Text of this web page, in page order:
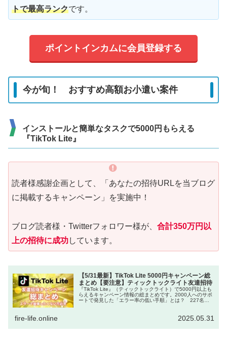
トで最高ランクです。
ポイントインカムに会員登録する
今が旬！ おすすめ高額お小遣い案件
インストールと簡単なタスクで5000円もらえる
『TikTok Lite』
読者様感謝企画として、「あなたの招待URLを当ブログ
に掲載するキャンペーン」を実施中！
ブログ読者様・Twitterフォロワー様が、 合計350万円以
上の招待に成功しています。
【5/31最新】TikTok Lite 5000円キャンペーン総
まとめ【要注意】ティックトックライト友達招待
『TikTok Lite』（ティックトックライト）で5000円以上も
らえるキャンペーン情報の総まとめです。2000人へのサポ
ートで発見した「エラー率の低い手順」とは？ 227名が
fire-life.online 2025.05.31